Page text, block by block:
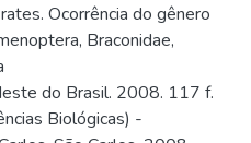
Ocorrência do gênero
Braconidae,
do Brasil. 2008. 117 f.
Biológicas) -